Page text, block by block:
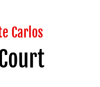
Carlos